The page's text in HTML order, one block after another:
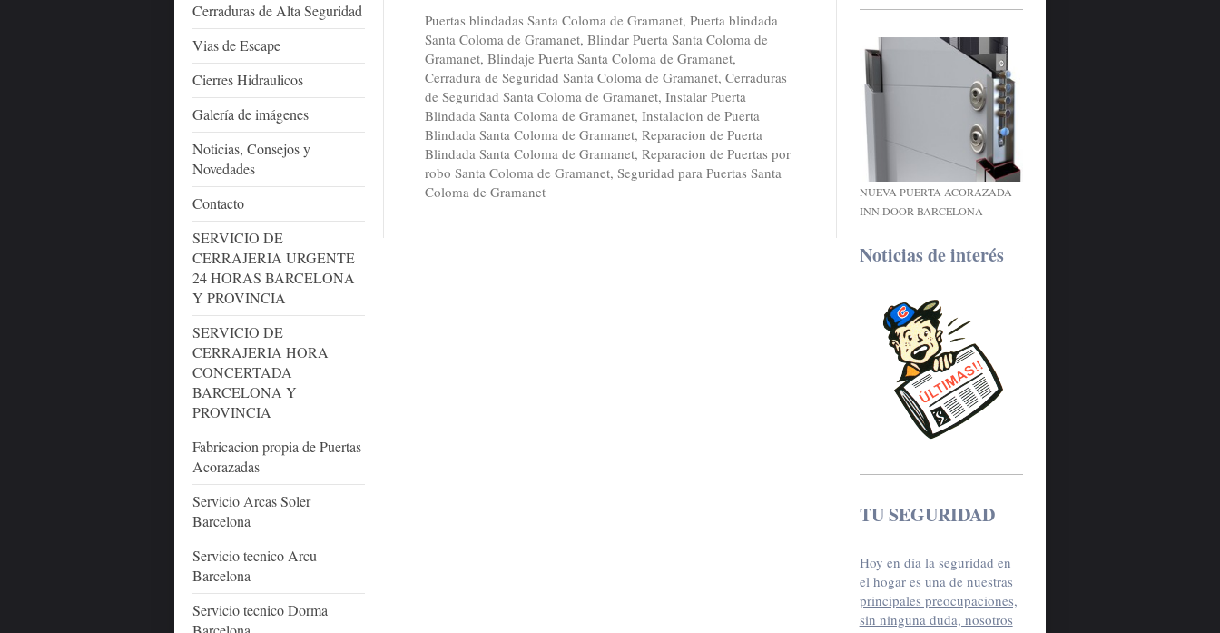
Cerraduras de Alta Seguridad
Vias de Escape
Cierres Hidraulicos
Galería de imágenes
Noticias, Consejos y
Novedades
Contacto
SERVICIO DE
CERRAJERIA URGENTE
24 HORAS BARCELONA
Y PROVINCIA
SERVICIO DE
CERRAJERIA HORA
CONCERTADA
BARCELONA Y
PROVINCIA
Fabricacion propia de Puertas
Acorazadas
Servicio Arcas Soler
Barcelona
Servicio tecnico Arcu
Barcelona
Servicio tecnico Dorma
Puertas blindadas Santa Coloma de Gramanet, Puerta blindada
Santa Coloma de Gramanet, Blindar Puerta Santa Coloma de
Gramanet, Blindaje Puerta Santa Coloma de Gramanet,
Cerradura de Seguridad Santa Coloma de Gramanet, Cerraduras
de Seguridad Santa Coloma de Gramanet, Instalar Puerta
Blindada Santa Coloma de Gramanet, Instalacion de Puerta
Blindada Santa Coloma de Gramanet, Reparacion de Puerta
Blindada Santa Coloma de Gramanet, Reparacion de Puertas por
robo Santa Coloma de Gramanet, Seguridad para Puertas Santa
Coloma de Gramanet
NUEVA PUERTA ACORAZADA
INN.DOOR BARCELONA
Noticias de interés
TU SEGURIDAD
Hoy en día la seguridad en
el hogar es una de nuestras
principales preocupaciones,
sin ninguna duda, nosotros